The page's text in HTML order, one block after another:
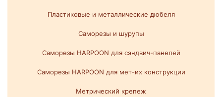
Пластиковые и металлические дюбеля
Саморезы и шурупы
Саморезы HARPOON для сэндвич-панелей
Саморезы HARPOON для мет-их конструкции
Метрический крепеж